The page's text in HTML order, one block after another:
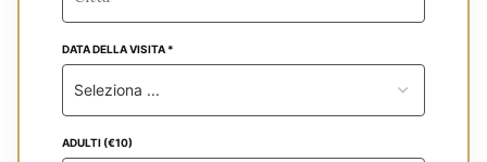
DATA DELLA VISITA *
ADULTI (€10)